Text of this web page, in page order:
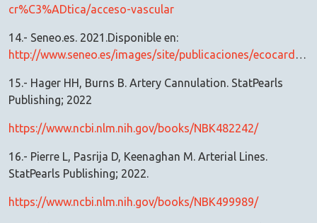
cr%C3%ADtica/acceso-vascular
14.- Seneo.es. 2021.Disponible en:
http://www.seneo.es/images/site/publicaciones/ecocardio/1_ACCESO_VASCULAR_ECOGUIADO_DOCUMENTO_GT_ECOGRAFÍA_SENEO_CVC_Y_CA.pdf
15.- Hager HH, Burns B. Artery Cannulation. StatPearls
Publishing; 2022
https://www.ncbi.nlm.nih.gov/books/NBK482242/
16.- Pierre L, Pasrija D, Keenaghan M. Arterial Lines.
StatPearls Publishing; 2022.
https://www.ncbi.nlm.nih.gov/books/NBK499989/